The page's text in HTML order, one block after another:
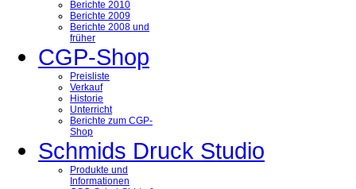
Berichte 2010
Berichte 2009
Berichte 2008 und
früher
CGP-Shop
Preisliste
Verkauf
Historie
Unterricht
Berichte zum CGP-
Shop
Schmids Druck Studio
Produkte und
Informationen